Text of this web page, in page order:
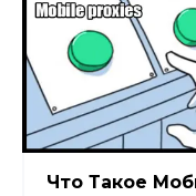
Что Такое